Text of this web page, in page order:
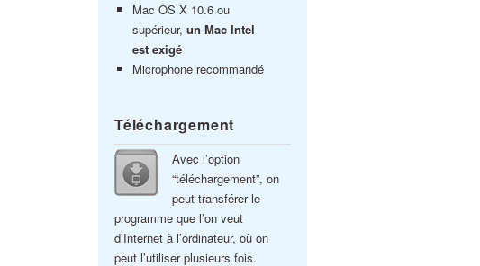
Mac OS X 10.6 ou
supérieur, un Mac Intel
est exigé
Microphone recommandé
Téléchargement
Avec l’option
“téléchargement”, on
peut transférer le
programme que l’on veut
d’Internet à l’ordinateur, où on
peut l’utiliser plusieurs fois.